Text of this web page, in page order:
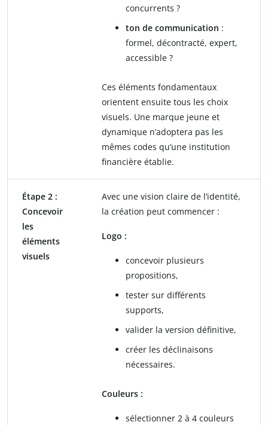
concurrents ?
ton de communication :
formel, décontracté, expert,
accessible ?
Ces éléments fondamentaux
orientent ensuite tous les choix
visuels. Une marque jeune et
dynamique n’adoptera pas les
mêmes codes qu’une institution
financière établie.
Étape 2 :
Concevoir
les
éléments
visuels
Avec une vision claire de l’identité,
la création peut commencer :
Logo :
concevoir plusieurs
propositions,
tester sur différents
supports,
valider la version définitive,
créer les déclinaisons
nécessaires.
Couleurs :
sélectionner 2 à 4 couleurs